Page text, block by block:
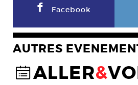
F Facebook
AUTRES
@ALLER&